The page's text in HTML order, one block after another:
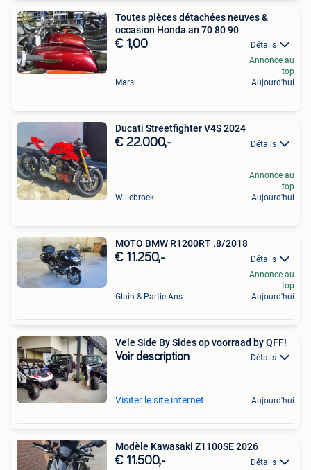
Toutes pièces détachées neuves &
occasion Honda an 70 80 90
€ 1,00 Détails
Mars
Annonce au
top
Aujourd'hui
Ducati Streetfighter V4S 2024
€ 22.000,- Détails
Willebroek
Annonce au
top
Aujourd'hui
MOTO BMW R1200RT .8/2018
€ 11.250,- Détails
Glain & Partie Ans
Annonce au
top
Aujourd'hui
Vele Side By Sides op voorraad by QFF!
Voir description Détails
Visiter le site internet Aujourd'hui
Modèle Kawasaki Z1100SE 2026
€ 11.500,- Détails